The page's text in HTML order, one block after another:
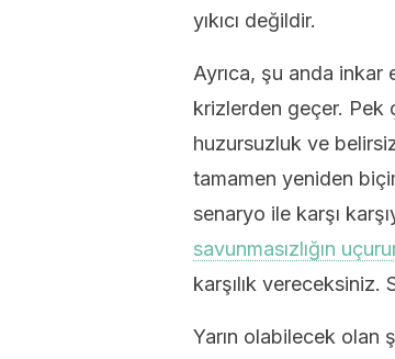
yıkıcı değildir.
Ayrıca, şu anda
krizlerden geçer. Pek
huzursuzluk ve
tamamen yeniden
senaryo ile karşı
savunmasızlığın
karşılık vereceksiniz.
Yarın olabilecek